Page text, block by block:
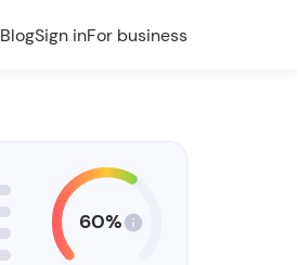
BlogSign inFor business
60%